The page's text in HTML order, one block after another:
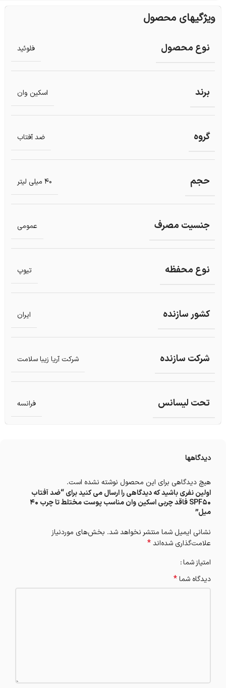
ویژگیهای محصول
نوع محصول فلوئید
برند اسکین وان
گروه ضد آفتاب
حجم 40 میلی لیتر
جنسیت مصرف عمومی
نوع محفظه تیوپ
کشور سازنده ایران
شرکت سازنده شرکت آریا زیبا سلامت
تحت لیسانس فرانسه
دیدگاهها
هیچ دیدگاهی برای این محصول نوشته نشده است.
اولین نفری باشید که دیدگاهی را ارسال می کنید برای “ضد آفتاب
SPF50 فاقد چربی اسکین وان مناسب پوست مختلط تا چرب 40
میل”
نشانی ایمیل شما منتشر نخواهد شد. بخش‌های موردنیاز
علامت‌گذاری شده‌اند*
امتیاز شما
دیدگاه شما*